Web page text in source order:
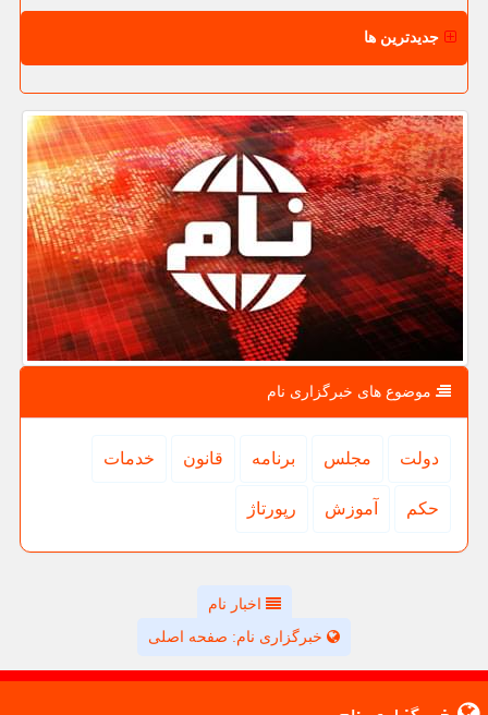
جدیدترین ها
موضوع های خبرگزاری نام
دولت مجلس برنامه قانون خدمات
حكم آموزش رپورتاژ
اخبار نام
خبرگزاری نام: صفحه اصلی